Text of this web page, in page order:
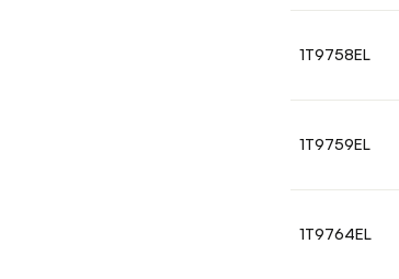
1T9758EL
1T9759EL
1T9764EL